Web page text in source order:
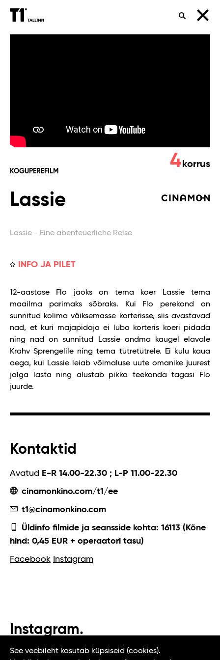
OTSING
KOGUPEREFILM
Lassie
Lassie - Eine abenteuerliche Reise
INFO JA PILET
4 korrus
12-aastase Flo jaoks on tema koer Lassie tema
maailma parimaks sõbraks. Kui Flo perekond on
sunnitud kolima väiksemasse korterisse, siis avastavad
nad, et kuri majapidaja ei luba korteris koeri pidada
ning nad on sunnitud Lassie andma kaugel elavale
Krahv Sprengelile ning tema tütretütrele. Ei kulu kaua
aega, kui Lassie leiab võimaluse uute omanike juurest
jalga lasta ning alustab pikka teekonda tagasi Flo
juurde.
Kontaktid
Avatud E-R 14.00-22.30 ; L-P 11.00-22.30
cinamonkino.com/t1/ee
t1@cinamonkino.com
Üldinfo filmide ja seansside kohta: 16113 (Kõne
hind: 0,45 EUR + operaatori tasu)
Facebook Instagram
Instagram.
#t1tallinn #tasteoftallinn
See veebileht kasutab küpsiseid (cookies).